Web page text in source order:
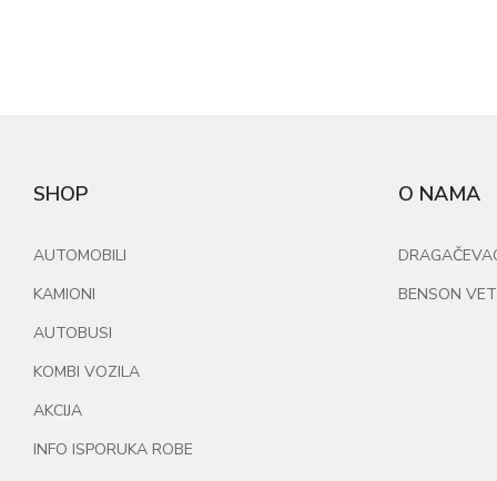
SHOP
AUTOMOBILI
KAMIONI
AUTOBUSI
KOMBI VOZILA
AKCIJA
INFO ISPORUKA ROBE
O NAMA
BENSON